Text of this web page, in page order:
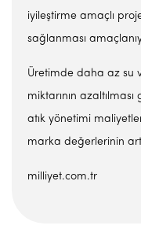
iyileştirme amaçlı
sağlanması
Üretimde daha az su
miktarının
atık yönetimi
marka değerlerinin
milliyet.com.tr